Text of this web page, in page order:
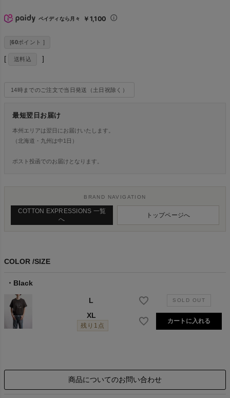
ペイディなら月々 ￥1,100
[60ポイント ]
送料込
14時までのご注文で当日発送（土日祝除く）
最短翌日お届け
本州エリアは翌日にお届けいたします。
（北海道・九州は中1日）
ポスト投函でのお届けとなります。
BRAND NAVIGATION
COTTON EXPRESSIONS 一覧
へ
トップページへ
COLOR SIZE
Black
L
XL
残り1点
カートに入れる
商品についてのお問い合わせ